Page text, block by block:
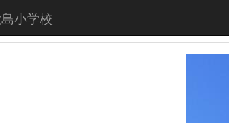
小学校